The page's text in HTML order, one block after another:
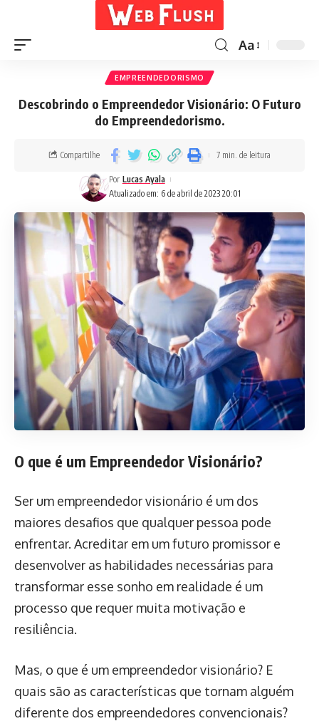
Aa
EMPREENDEDORISMO
Descobrindo o Empreendedor Visionário: O Futuro
do Empreendedorismo.
Atualizado em: 6 de abril de 2023 20:01
Por Lucas Ayala
Compartilhe 7 min. de leitura
O que é um Empreendedor Visionário?
Ser um empreendedor visionário é um dos
maiores desafios que qualquer pessoa pode
enfrentar. Acreditar em um futuro promissor e
desenvolver as habilidades necessárias para
transformar esse sonho em realidade é um
processo que requer muita motivação e
resiliência.
Mas, o que é um empreendedor visionário? E
quais são as características que tornam alguém
diferente dos empreendedores convencionais?